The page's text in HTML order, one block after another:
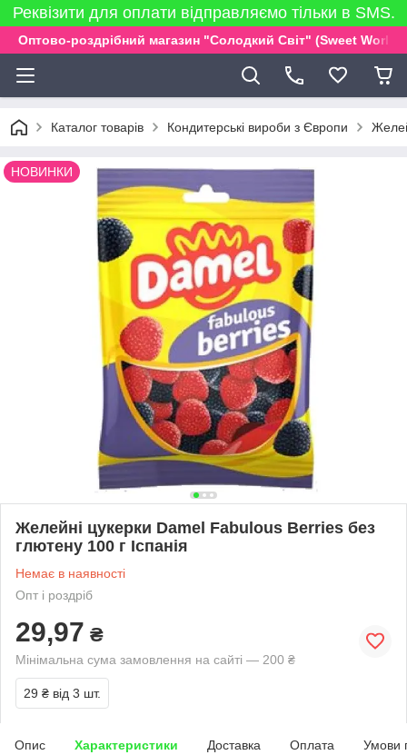
Реквізити для оплати відправляємо тільки в SMS.
Оптово-роздрібний магазин "Солодкий Світ" (Sweet World)
Каталог товарів Кондитерські вироби з Європи
НОВИНКИ
Желейні цукерки Damel Fabulous Berries без
глютену 100 г Іспанія
Немає в наявності
Опт і роздріб
29,97 ₴
Мінімальна сума замовлення на сайті — 200 ₴
29 ₴ від 3 шт.
Опис Характеристики Доставка Оплата Умови